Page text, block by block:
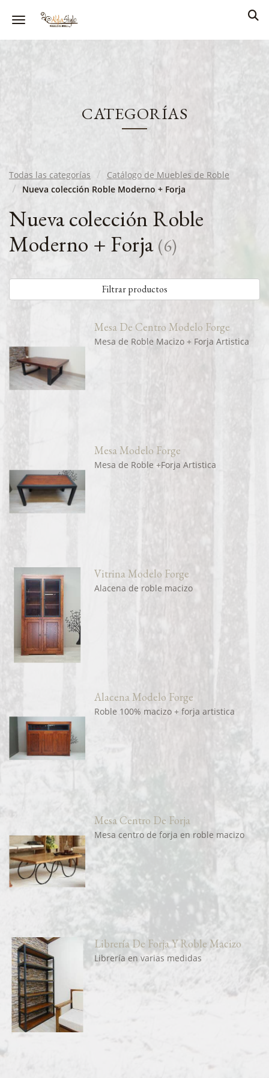
Toggle navigation
CATEGORÍAS
Todas las categorías
Catálogo de Muebles de Roble
Nueva colección Roble Moderno + Forja
Nueva colección Roble
Moderno + Forja (6)
Filtrar productos
Mesa De Centro Modelo Forge
Mesa de Roble Macizo + Forja Artistica
Mesa Modelo Forge
Mesa de Roble +Forja Artistica
Vitrina Modelo Forge
Alacena de roble macizo
Alacena Modelo Forge
Roble 100% macizo + forja artistica
Mesa Centro De Forja
Mesa centro de forja en roble macizo
Librería De Forja Y Roble Macizo
Librería en varias medidas